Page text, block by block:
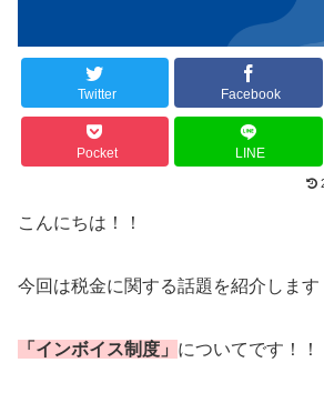
Twitter Facebook
Pocket LINE
こんにちは！！
今回は税金に関する話題を紹介します
「インボイス制度」 についてです！！